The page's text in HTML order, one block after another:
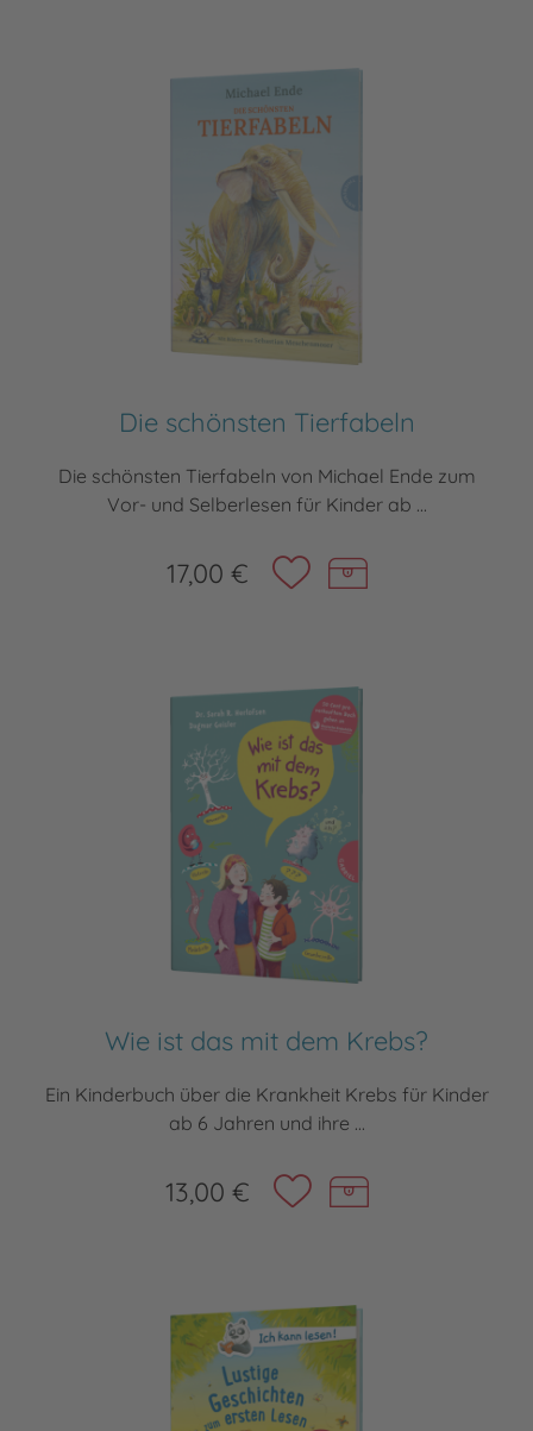
Die schönsten Tierfabeln
Die schönsten Tierfabeln von Michael Ende zum
Vor- und Selberlesen für Kinder ab ...
17,00 €
Wie ist das mit dem Krebs?
Ein Kinderbuch über die Krankheit Krebs für Kinder
ab 6 Jahren und ihre ...
13,00 €